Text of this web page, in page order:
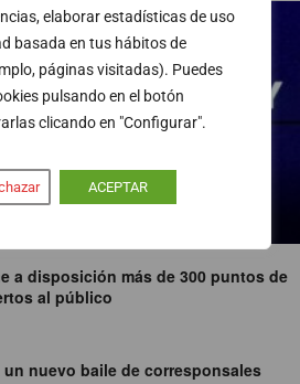
elaborar estadísticas de uso
basada en tus hábitos de
páginas visitadas). Puedes
pulsando en el botón
clicando en "Configurar".
ACEPTAR
en la SER
a disposición más de 300 puntos de
al público
un nuevo baile de corresponsales